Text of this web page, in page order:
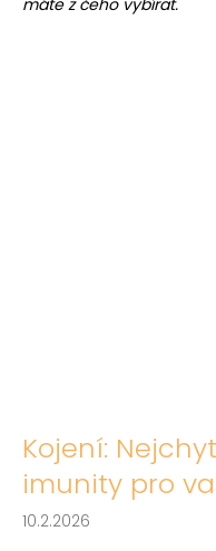
máte z čeho vybírat.
Kojení:
imunity pro
10.2.2026